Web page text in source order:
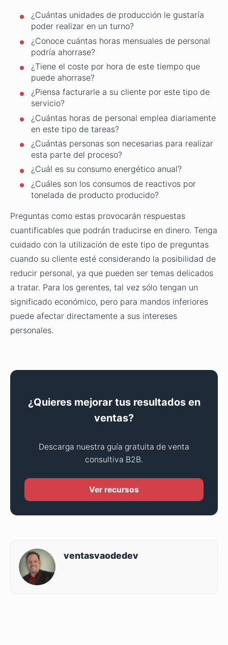
¿Cuántas unidades de producción le gustaría
poder realizar en un turno?
¿Conoce cuántas horas mensuales de personal
podría ahorrase?
¿Tiene el coste por hora de este tiempo que
puede ahorrase?
¿Piensa facturarle a su cliente por este tipo de
servicio?
¿Cuántas horas de personal emplea diariamente
en este tipo de tareas?
¿Cuántas personas son necesarias para realizar
esta parte del proceso?
¿Cuál es su consumo energético anual?
¿Cuáles son los consumos de reactivos por
tonelada de producto producido?
Preguntas como estas provocarán respuestas
cuantificables que podrán traducirse en dinero. Tenga
cuidado con la utilización de este tipo de preguntas
cuando su cliente esté considerando la posibilidad de
reducir personal, ya que pueden ser temas delicados
a tratar. Para los gerentes, tal vez sólo tengan un
significado económico, pero para mandos inferiores
puede afectar directamente a sus intereses
personales.
¿Quieres mejorar tus resultados en
ventas?
Descarga nuestra guía gratuita de venta
consultiva B2B.
Ver recursos
ventasvaodedev